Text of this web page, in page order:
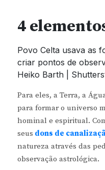
4
Povo Celta usava as
criar pontos de
Heiko Barth |
Para eles, a Terra, a
para formar o universo
hominal e espiritual.
seus dons de
natureza através das
observação astrológica.